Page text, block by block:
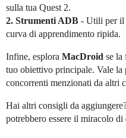
sulla tua Quest 2.
2. Strumenti ADB - Utili per il
curva di apprendimento ripida.
Infine, esplora MacDroid se la
tuo obiettivo principale. Vale la
concorrenti menzionati da altri
Hai altri consigli da
potrebbero essere il miracolo di